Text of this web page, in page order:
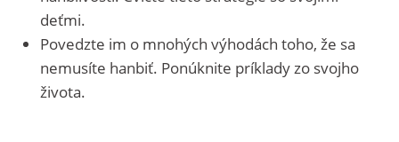
deťmi.
Povedzte im o mnohých výhodách toho, že sa
nemusíte hanbiť. Ponúknite príklady zo svojho
života.